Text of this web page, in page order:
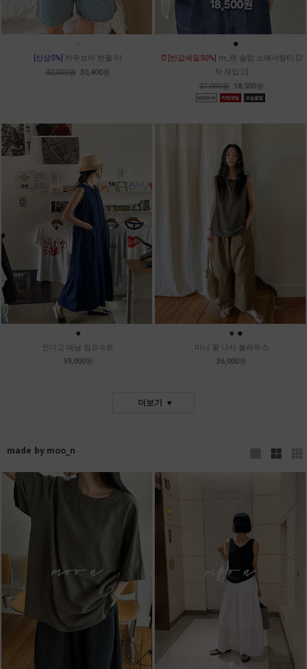
[신상5%] 카우보이 반팔 티
32,000원 30,400원
●
⏰[반값세일50%] m_텐 슬랍 소매셔링티 [2
차 재입고]
37,000원 18,500원
●
인디고 데님 점프수트
59,000원
● ●
미니 꽃 나시 블라우스
36,000원
더보기
made by moo_n